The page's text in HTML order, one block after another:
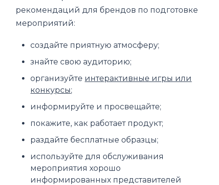
рекомендаций для брендов по подготовке
мероприятий:
создайте приятную атмосферу;
знайте свою аудиторию;
организуйте интерактивные игры или
конкурсы;
информируйте и просвещайте;
покажите, как работает продукт;
раздайте бесплатные образцы;
используйте для обслуживания
мероприятия хорошо
информированных представителей